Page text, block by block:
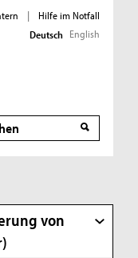
|
Hilfe im Notfall
Deutsch English
von